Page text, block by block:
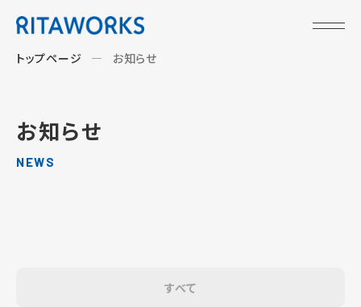
トップページ お知らせ
お知らせ
NEWS
すべて